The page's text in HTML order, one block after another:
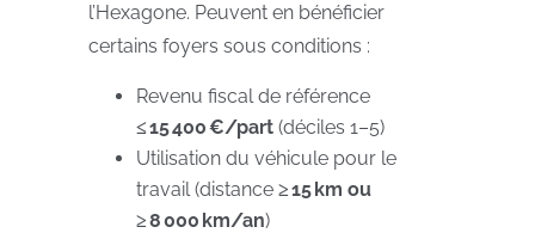
l’Hexagone. Peuvent en bénéficier
certains foyers sous conditions :
Revenu fiscal de référence
≤ 15 400 €/part (déciles 1–5)
Utilisation du véhicule pour le
travail (distance ≥ 15 km ou
≥ 8 000 km/an)